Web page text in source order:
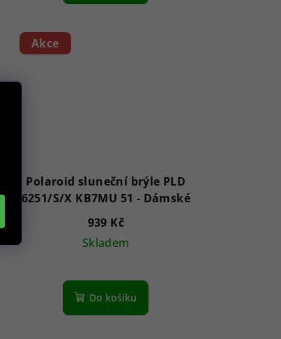
Akce
Polaroid sluneční brýle PLD
6251/S/X KB7MU 51 - Dámské
939 Kč
Skladem
Do košíku